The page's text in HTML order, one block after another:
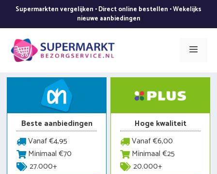
de
inhoud
Supermarkten vergelijken • Direct online bestellen • Wekelijks
nieuwe aanbiedingen
Menu
Beste aanbiedingen
Vanaf €4,95
Minimaal €70
27.000+
Hoge kwaliteit
Vanaf €6,00
Minimaal €25
20.000+